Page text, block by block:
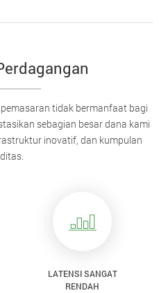
tidak bermanfaat bagi
sebagian besar dana kami
inovatif, dan kumpulan
LATENSI SANGAT
RENDAH